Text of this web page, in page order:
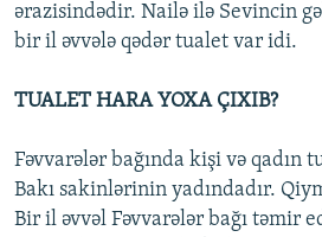
ərazisindədir. Nailə ilə Sevincin
bir il əvvələ qədər tualet var idi.
TUALET HARA YOXA ÇIXIB?
Fəvvarələr bağında kişi və qadın
Bakı sakinlərinin yadındadır.
Bir il əvvəl Fəvvarələr bağı təmir